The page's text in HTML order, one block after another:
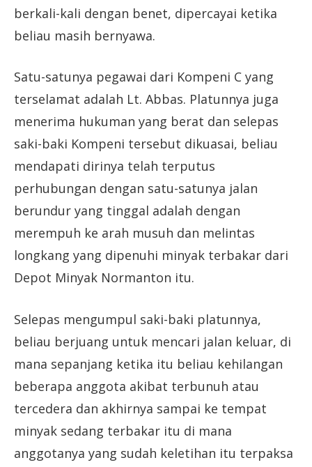
berkali-kali dengan benet, dipercayai ketika
beliau masih bernyawa.
Satu-satunya pegawai dari Kompeni C yang
terselamat adalah Lt. Abbas. Platunnya juga
menerima hukuman yang berat dan selepas
saki-baki Kompeni tersebut dikuasai, beliau
mendapati dirinya telah terputus
perhubungan dengan satu-satunya jalan
berundur yang tinggal adalah dengan
merempuh ke arah musuh dan melintas
longkang yang dipenuhi minyak terbakar dari
Depot Minyak Normanton itu.
Selepas mengumpul saki-baki platunnya,
beliau berjuang untuk mencari jalan keluar, di
mana sepanjang ketika itu beliau kehilangan
beberapa anggota akibat terbunuh atau
tercedera dan akhirnya sampai ke tempat
minyak sedang terbakar itu di mana
anggotanya yang sudah keletihan itu terpaksa